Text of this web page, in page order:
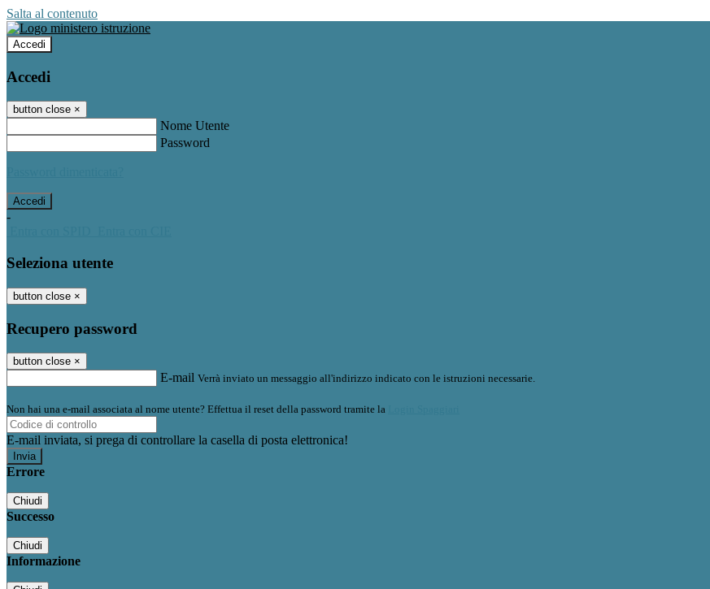
Salta al contenuto
Accedi
Accedi
button close ×
Nome Utente
Password
-
Seleziona utente
button close ×
Recupero password
button close ×
E-mail Verrà inviato un messaggio all'indirizzo indicato con le istruzioni necessarie.
Non hai una e-mail associata al nome utente? Effettua il reset della password tramite la
E-mail inviata, si prega di controllare la casella di posta elettronica!
Errore
Chiudi
Successo
Chiudi
Informazione